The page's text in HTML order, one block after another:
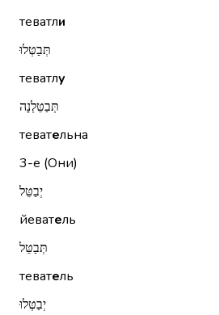
теватли
תְּבַטְּלוּ
теватлу
תְּבַטֵּלְנָה
тевательна
3-е (Они)
יְבַטֵּל
йеватель
תְּבַטֵּל
теватель
יְבַטְּלוּ